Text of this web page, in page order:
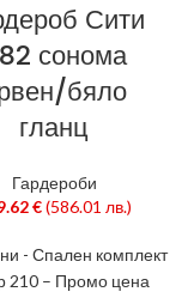
Сити
сонома
бяло
гланц
Гардероби
€ (586.01 лв.)